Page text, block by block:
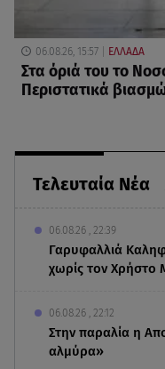
Τελευταία Νέα
06.08.26 , 22:39
Γαρυφαλλιά
χωρίς τον Χρήστο
06.08.26 , 22:12
Στην παραλία η
αλμύρα»
06.08.26, 15:57 ΕΛΛΑΔΑ
Στα όριά του το
Περιστατικά